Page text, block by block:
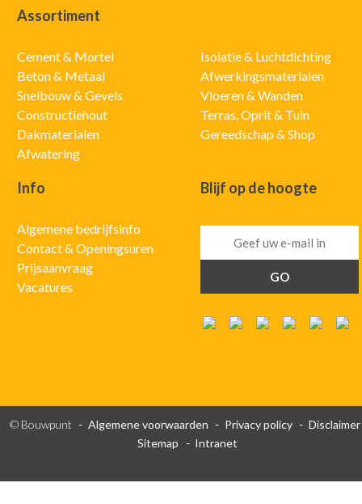
Assortiment
Cement & Mortel
Beton & Metaal
Snelbouw & Gevels
Constructiehout
Dakmaterialen
Afwatering
Isolatie & Luchtdichting
Afwerkingsmaterialen
Vloeren & Wanden
Terras, Oprit & Tuin
Gereedschap & Shop
Info
Algemene bedrijfsinfo
Contact & Openingsuren
Prijsaanvraag
Vacatures
Blijf op de hoogte
© Bouwpunt Algemene voorwaarden Privacy policy
Disclaimer
Sitemap
Intranet